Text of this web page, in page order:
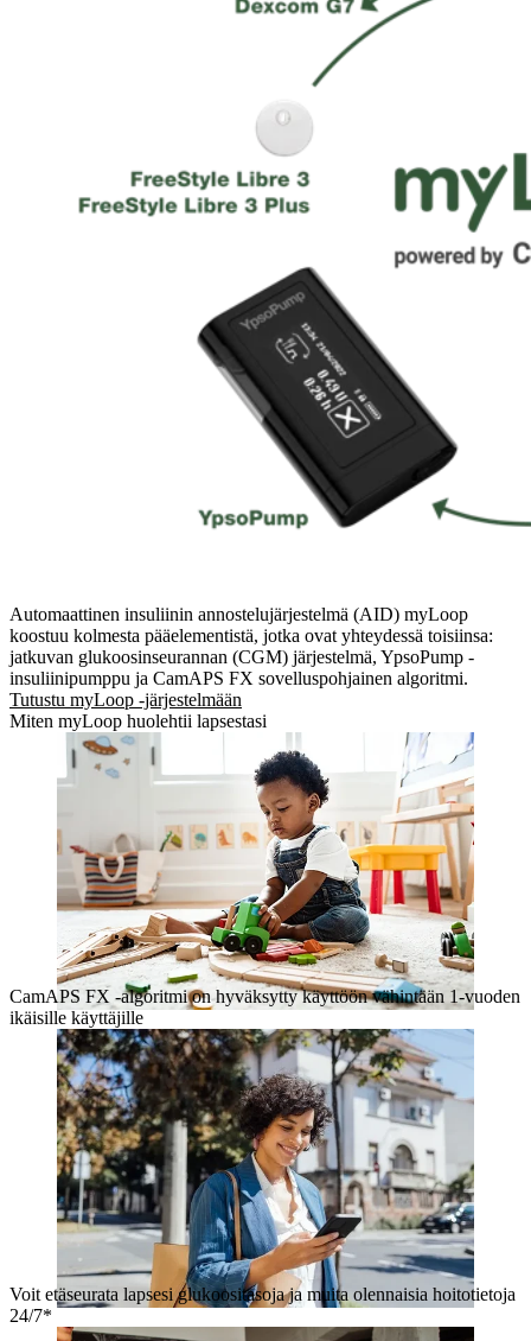
Automaattinen insuliinin annostelujärjestelmä (AID) myLoop
koostuu kolmesta pääelementistä, jotka ovat yhteydessä toisiinsa:
jatkuvan glukoosinseurannan (CGM) järjestelmä, YpsoPump -
insuliinipumppu ja CamAPS FX sovelluspohjainen algoritmi.
Tutustu myLoop -järjestelmään
Miten myLoop huolehtii lapsestasi
CamAPS FX -algoritmi on hyväksytty käyttöön vähintään 1-vuoden
ikäisille käyttäjille
Voit etäseurata lapsesi glukoositasoja ja muita olennaisia hoitotietoja
24/7*